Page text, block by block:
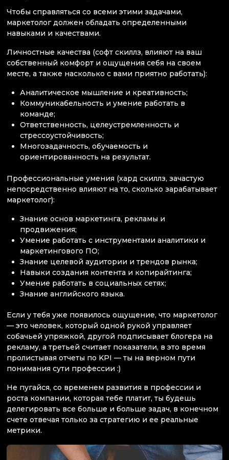
Чтобы справляться со всеми этими задачами,
маркетолог должен обладать определенными
навыками и качествами.
Личностные качества (софт скиллз, влияют на ваш
собственный комфорт и ощущения себя на своем
месте, а также насколько с вами приятно работать):
Аналитическое мышление и креативность;
Коммуникабельность и умение работать в
команде;
Ответственность, целеустремленность и
стрессоустойчивость;
Многозадачность, обучаемость и
ориентированность на результат.
Профессиональные умения (хард скиллз, зачастую
непосредственно влияют на то, сколько зарабатывает
маркетолог):
Знание основ маркетинга, рекламы и
продвижения;
Умение работать с инструментами аналитики и
маркетингового ПО;
Знание целевой аудитории и трендов рынка;
Навыки создания контента и копирайтинга;
Умение работать в социальных сетях;
Знание английского языка.
Если у тебя уже появилось ощущение, что маркетолог
— это человек, который одной рукой управляет
собачьей упряжкой, другой подписывает блогера на
рекламу, а третьей считает показатели, в это время
пролистывая отчеты по KPI — ты на верном пути
понимания сути профессии :)
Не пугайся, со временем развития в профессии и
роста компании, которая тебе платит, ты будешь
делегировать все больше и больше задач, в конечном
счете отвечая только за стратегию и ее реальные
метрики.